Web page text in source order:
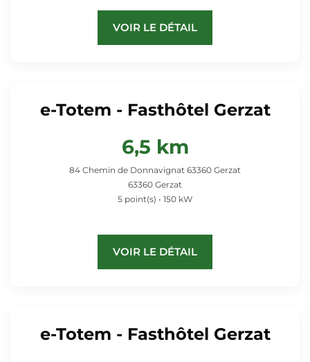
VOIR LE DÉTAIL
e-Totem - Fasthôtel Gerzat
6,5 km
84 Chemin de Donnavignat 63360 Gerzat
63360 Gerzat
5 point(s) • 150 kW
VOIR LE DÉTAIL
e-Totem - Fasthôtel Gerzat